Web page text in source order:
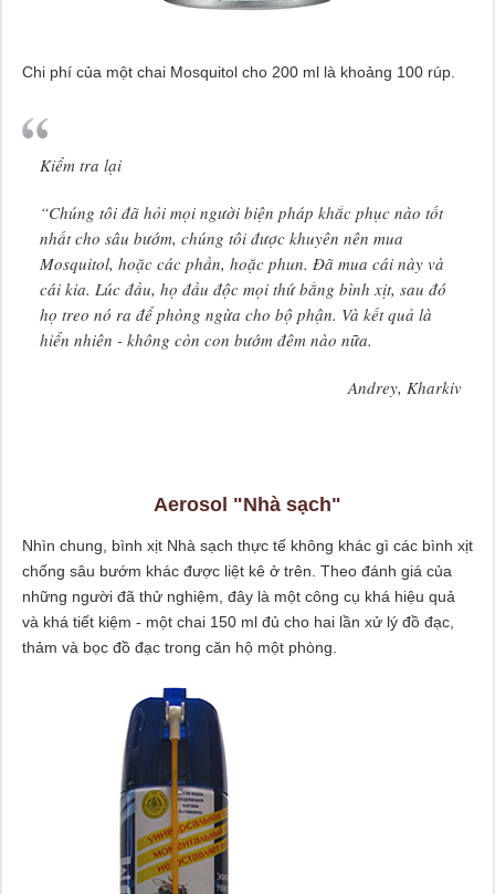
Chi phí của một chai Mosquitol cho 200 ml là khoảng 100 rúp.
Kiểm tra lại
“Chúng tôi đã hỏi mọi người biện pháp khắc phục nào tốt
nhất cho sâu bướm, chúng tôi được khuyên nên mua
Mosquitol, hoặc các phần, hoặc phun. Đã mua cái này và
cái kia. Lúc đầu, họ đầu độc mọi thứ bằng bình xịt, sau đó
họ treo nó ra để phòng ngừa cho bộ phận. Và kết quả là
hiển nhiên - không còn con bướm đêm nào nữa.
Andrey, Kharkiv
Aerosol "Nhà sạch"
Nhìn chung, bình xịt Nhà sạch thực tế không khác gì các bình xịt
chống sâu bướm khác được liệt kê ở trên. Theo đánh giá của
những người đã thử nghiệm, đây là một công cụ khá hiệu quả
và khá tiết kiệm - một chai 150 ml đủ cho hai lần xử lý đồ đạc,
thảm và bọc đồ đạc trong căn hộ một phòng.